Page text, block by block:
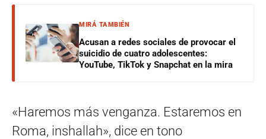
MIRÁ TAMBIÉN
Acusan a redes sociales de provocar el
suicidio de cuatro adolescentes:
YouTube, TikTok y Snapchat en la mira
«Haremos más venganza. Estaremos en
Roma, inshallah», dice en tono